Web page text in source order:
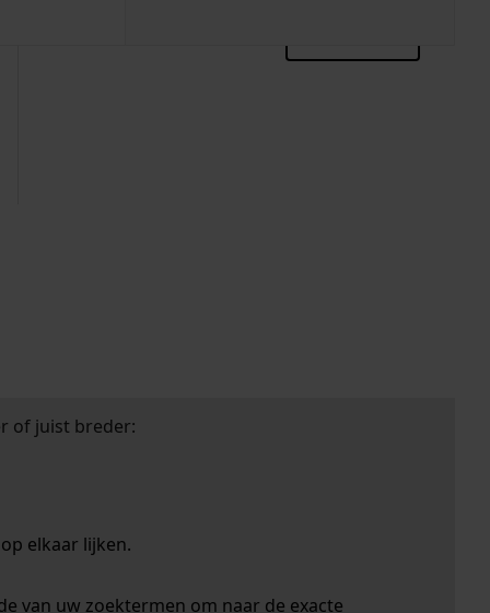
of juist breder:
elkaar lijken.
van uw zoektermen om naar de exacte